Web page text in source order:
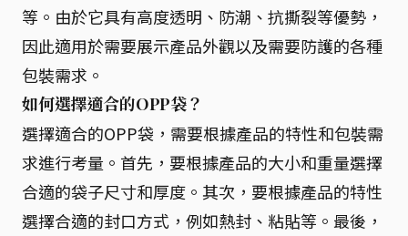
等。由於它具有高度透明、防潮、抗撕裂等優勢，
因此適用於需要展示產品外觀以及需要防護的各種
包裝需求。
如何選擇適合的OPP袋？
選擇適合的OPP袋，需要根據產品的特性和包裝需
求進行考量。首先，要根據產品的大小和重量選擇
合適的袋子尺寸和厚度。其次，要根據產品的特性
選擇合適的封口方式，例如熱封、粘貼等。最後，